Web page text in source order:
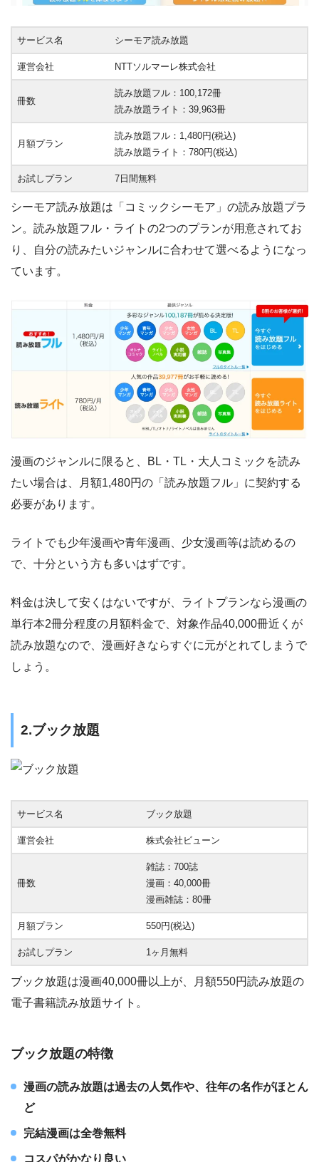
サービス名 シーモア読み放題
運営会社 NTTソルマーレ株式会社
冊数
読み放題フル：100,172冊
読み放題ライト：39,963冊
月額プラン
読み放題フル：1,480円(税込)
読み放題ライト：780円(税込)
お試しプラン 7日間無料
シーモア読み放題は「コミックシーモア」の読み放題プラ
ン。読み放題フル・ライトの2つのプランが用意されてお
り、自分の読みたいジャンルに合わせて選べるようになっ
ています。
漫画のジャンルに限ると、BL・TL・大人コミックを読み
たい場合は、月額1,480円の「読み放題フル」に契約する
必要があります。
ライトでも少年漫画や青年漫画、少女漫画等は読めるの
で、十分という方も多いはずです。
料金は決して安くはないですが、ライトプランなら漫画の
単行本2冊分程度の月額料金で、対象作品40,000冊近くが
読み放題なので、漫画好きならすぐに元がとれてしまうで
しょう。
2.ブック放題
サービス名 ブック放題
運営会社 株式会社ビューン
冊数
雑誌：700誌
漫画：40,000冊
漫画雑誌：80冊
月額プラン 550円(税込)
お試しプラン 1ヶ月無料
ブック放題は漫画40,000冊以上が、月額550円読み放題の
電子書籍読み放題サイト。
ブック放題の特徴
漫画の読み放題は過去の人気作や、往年の名作がほとん
ど
完結漫画は全巻無料
コスパがかなり良い